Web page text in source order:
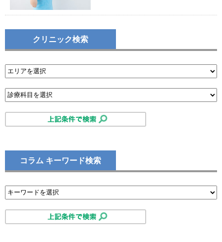
クリニック検索
コラム キーワード検索